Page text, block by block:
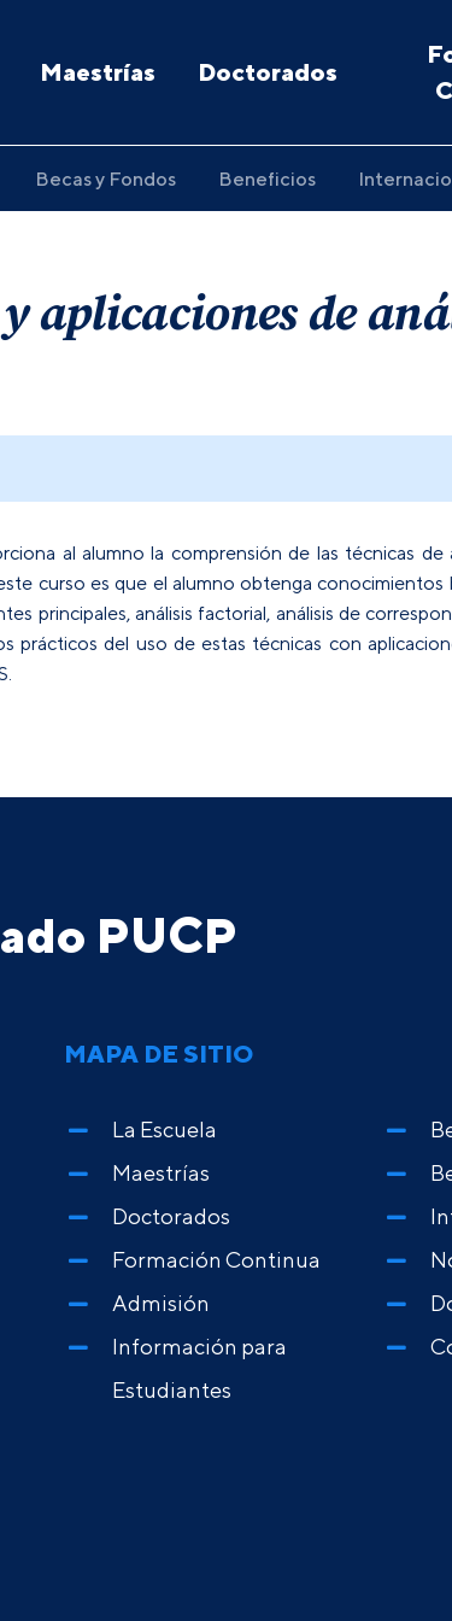
Maestrías Doctorados
Becas y Fondos Beneficios
aplicaciones de
al alumno la comprensión de las técnicas
curso es que el alumno obtenga
principales, análisis factorial, análisis de
prácticos del uso de estas técnicas con
PUCP
MAPA DE SITIO
La Escuela
Maestrías
Doctorados
Formación Continua
Admisión
Información para
Estudiantes